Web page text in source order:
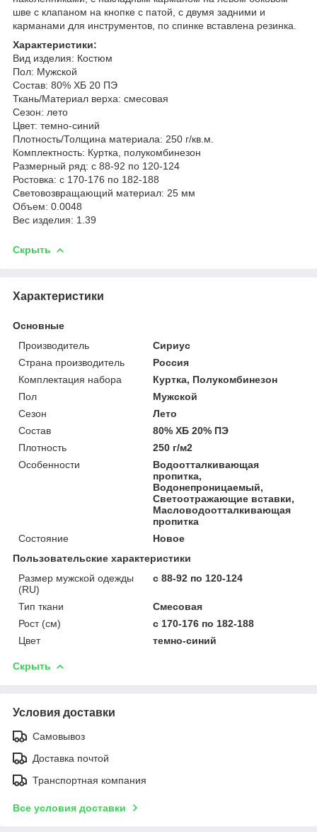
шве с клапаном на кнопке с патой, с двумя задними и
карманами для инструментов, по спинке вставлена резинка.
Характеристики:
Вид изделия: Костюм
Пол: Мужской
Состав: 80% ХБ 20 ПЭ
Ткань/Материал верха: смесовая
Сезон: лето
Цвет: темно-синий
Плотность/Толщина материала: 250 г/кв.м.
Комплектность: Куртка, полукомбинезон
Размерный ряд: с 88-92 по 120-124
Ростовка: с 170-176 по 182-188
Световозвращающий материал: 25 мм
Объем: 0.0048
Вес изделия: 1.39
Скрыть
Характеристики
Основные
Производитель
Сириус
Страна производитель
Россия
Комплектация набора
Куртка, Полукомбинезон
Пол
Мужской
Сезон
Лето
Состав
80% ХБ 20% ПЭ
Плотность
250 г/м2
Особенности
Водоотталкивающая
пропитка,
Водонепроницаемый,
Светоотражающие вставки,
Масловодоотталкивающая
пропитка
Состояние
Новое
Пользовательские характеристики
Размер мужской одежды
(RU)
с 88-92 по 120-124
Тип ткани
Смесовая
Рост (см)
с 170-176 по 182-188
Цвет
темно-синий
Скрыть
Условия доставки
Самовывоз
Доставка почтой
Транспортная компания
Все условия доставки